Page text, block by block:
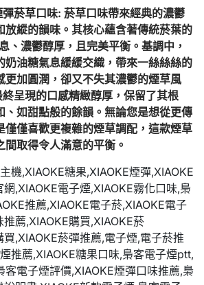
彈菸草口味: 菸草口味帶來經典的濃鬱
放縱的韻味。其核心蘊含著傳統菸葉的
、濃鬱醇厚，且完美平衡。基調中，
奶油糖氣息緩緩交織，帶來一絲絲絲的
更加圓潤，卻又不失其濃鬱的煙草風
終呈現的口感精緻醇厚，保留了其根
、如甜點般的餘韻。無論您是想從更傳
僅僅喜歡更複雜的煙草調配，這款煙草
取得令人滿意的平衡。